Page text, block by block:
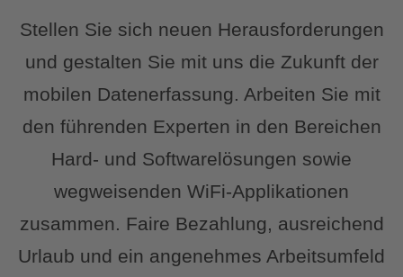
Stellen Sie sich neuen Herausforderungen
und gestalten Sie mit uns die Zukunft der
mobilen Datenerfassung. Arbeiten Sie mit
den führenden Experten in den Bereichen
Hard- und Softwarelösungen sowie
wegweisenden WiFi-Applikationen
zusammen. Faire Bezahlung, ausreichend
Urlaub und ein angenehmes Arbeitsumfeld